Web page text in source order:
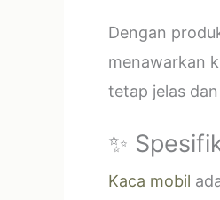
Dengan
menawarkan
tetap jelas
✨
Kaca mobil